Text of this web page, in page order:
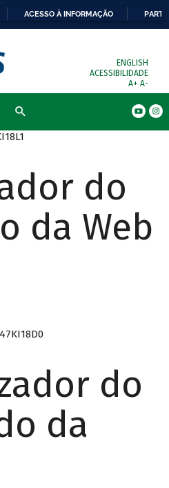
ACESSO À INFORMAÇÃO
ENGLISH
ACESSIBILIDADE
A+ A-
do
da Web
do
da